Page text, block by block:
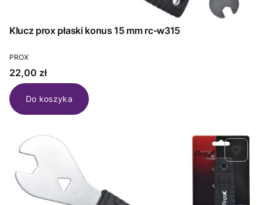
Klucz prox płaski konus 15 mm rc-w315
PRODUCENT
PROX
Cena
22,00 zł
Do koszyka